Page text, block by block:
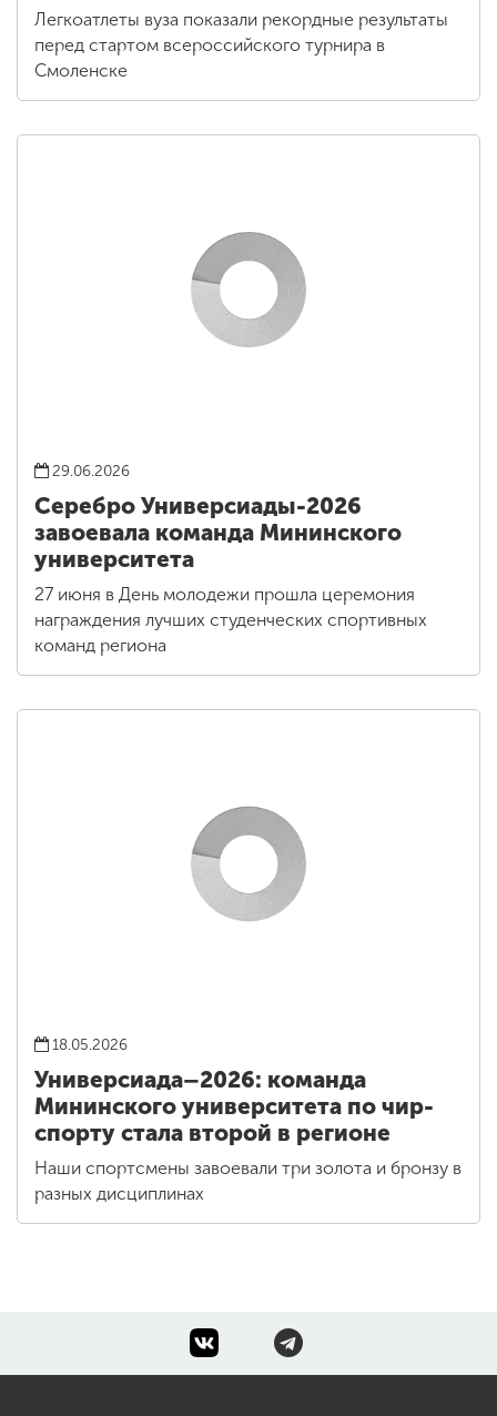
Легкоатлеты вуза показали рекордные результаты
перед стартом всероссийского турнира в
Смоленске
29.06.2026
Серебро Универсиады-2026
завоевала команда Мининского
университета
27 июня в День молодежи прошла церемония
награждения лучших студенческих спортивных
команд региона
18.05.2026
Универсиада–2026: команда
Мининского университета по чир-
спорту стала второй в регионе
Наши спортсмены завоевали три золота и бронзу в
разных дисциплинах